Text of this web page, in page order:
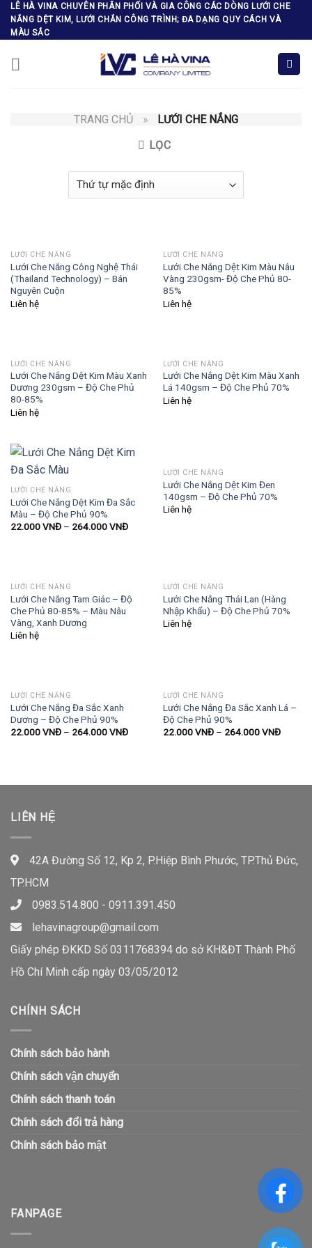
Skip
content
LÊ HÀ VINA CHUYÊN PHÂN PHỐI VÀ GIA CÔNG CÁC DÒNG LƯỚI CHE
NẮNG DỆT KIM, LƯỚI CHẮN CÔNG TRÌNH; ĐA DẠNG QUY CÁCH VÀ
MÀU SẮC
TRANG CHỦ »
LƯỚI CHE NẮNG
LỌC
LƯỚI CHE NẮNG
Lưới Che Nắng Công Nghệ Thái
(Thailand Technology) – Bán
Nguyên Cuộn
Liên hệ
LƯỚI CHE NẮNG
Lưới Che Nắng Dệt Kim Màu Nâu
Vàng 230gsm- Độ Che Phủ 80-
85%
Liên hệ
LƯỚI CHE NẮNG
Lưới Che Nắng Dệt Kim Màu Xanh
Dương 230gsm – Độ Che Phủ
80-85%
Liên hệ
LƯỚI CHE NẮNG
Lưới Che Nắng Dệt Kim Màu Xanh
Lá 140gsm – Độ Che Phủ 70%
Liên hệ
LƯỚI CHE NẮNG
Lưới Che Nắng Dệt Kim Đa Sắc
Màu – Độ Che Phủ 90%
22.000VNĐ– 264.000VNĐ
LƯỚI CHE NẮNG
Lưới Che Nắng Dệt Kim Đen
140gsm – Độ Che Phủ 70%
Liên hệ
LƯỚI CHE NẮNG
Lưới Che Nắng Tam Giác – Độ
Che Phủ 80-85% – Màu Nâu
Vàng, Xanh Dương
Liên hệ
LƯỚI CHE NẮNG
Lưới Che Nắng Thái Lan (Hàng
Nhập Khẩu) – Độ Che Phủ 70%
Liên hệ
LƯỚI CHE NẮNG
Lưới Che Nắng Đa Sắc Xanh
Dương – Độ Che Phủ 90%
22.000VNĐ– 264.000VNĐ
LƯỚI CHE NẮNG
Lưới Che Nắng Đa Sắc Xanh Lá –
Độ Che Phủ 90%
22.000VNĐ– 264.000VNĐ
LIÊN HỆ
42A Đường Số 12, Kp 2, P.Hiệp Bình Phước, TP.Thủ Đức,
TP.HCM
0983.514.800 - 0911.391.450
lehavinagroup@gmail.com
Giấy phép ĐKKD Số 0311768394 do sở KH&ĐT Thành Phố
Hồ Chí Minh cấp ngày 03/05/2012
CHÍNH SÁCH
Chính sách bảo hành
Chính sách vận chuyển
Chính sách thanh toán
Chính sách đổi trả hàng
Chính sách bảo mật
FANPAGE